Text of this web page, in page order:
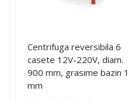
Centrifuga reversibila 6
casete 12V-220V, diam.
900 mm, grasime bazin 1
mm